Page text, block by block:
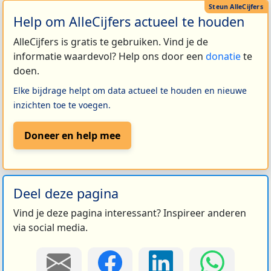
Help om AlleCijfers actueel te houden
AlleCijfers is gratis te gebruiken. Vind je de
informatie waardevol? Help ons door een donatiete
doen.
Elke bijdrage helpt om data actueel te houden en nieuwe
inzichten toe te voegen.
Doneer en help mee
Deel deze pagina
Vind je deze pagina interessant? Inspireer anderen
via social media.